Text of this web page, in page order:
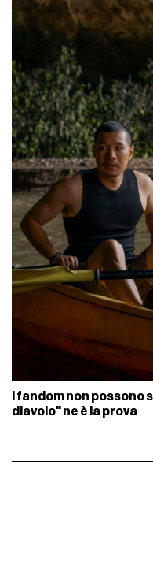
I fandom non possono
diavolo" ne è la prova